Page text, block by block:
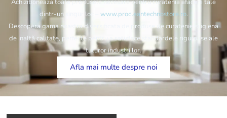
Achizitioneaza toate produsele necesare pentru curatenia afacerii tale
dintr-un singur loc – www.procleantechnostore.ro.
Descopera gama noastra diversificata de produse de curatenie si igiena
de inaltă calitate, perfecte pentru a satisface standardele riguroase ale
tuturor industriilor.
Afla mai multe despre noi